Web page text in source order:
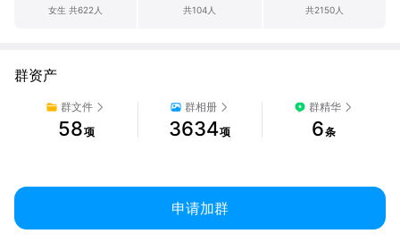
ζ群：481235905
女生 共622人 共104人 共2150人
群资产
群文件
58项
群相册
3634项
群精华
6条
申请加群